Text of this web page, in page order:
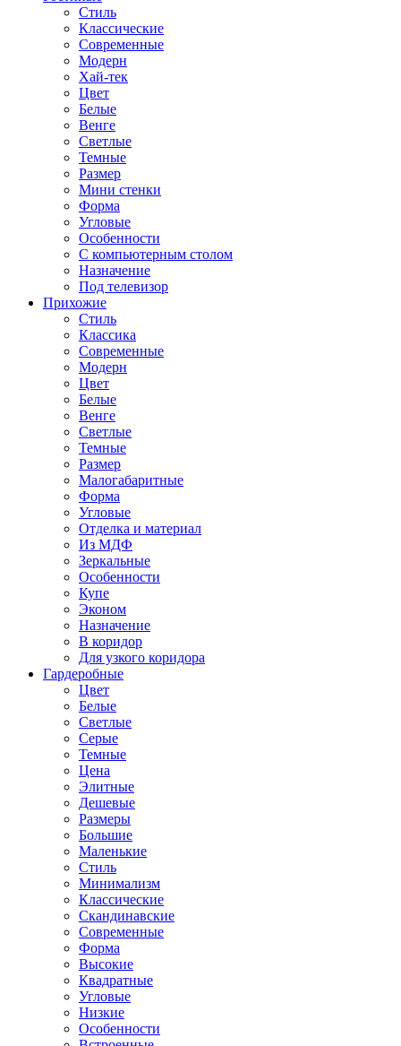
Стиль
Классические
Современные
Модерн
Хай-тек
Цвет
Белые
Венге
Светлые
Темные
Размер
Мини стенки
Форма
Угловые
Особенности
С компьютерным столом
Назначение
Под телевизор
Прихожие
Стиль
Классика
Современные
Модерн
Цвет
Белые
Венге
Светлые
Темные
Размер
Малогабаритные
Форма
Угловые
Отделка и материал
Из МДФ
Зеркальные
Особенности
Купе
Эконом
Назначение
В коридор
Для узкого коридора
Гардеробные
Цвет
Белые
Светлые
Серые
Темные
Цена
Элитные
Дешевые
Размеры
Большие
Маленькие
Стиль
Минимализм
Классические
Скандинавские
Современные
Форма
Высокие
Квадратные
Угловые
Низкие
Особенности